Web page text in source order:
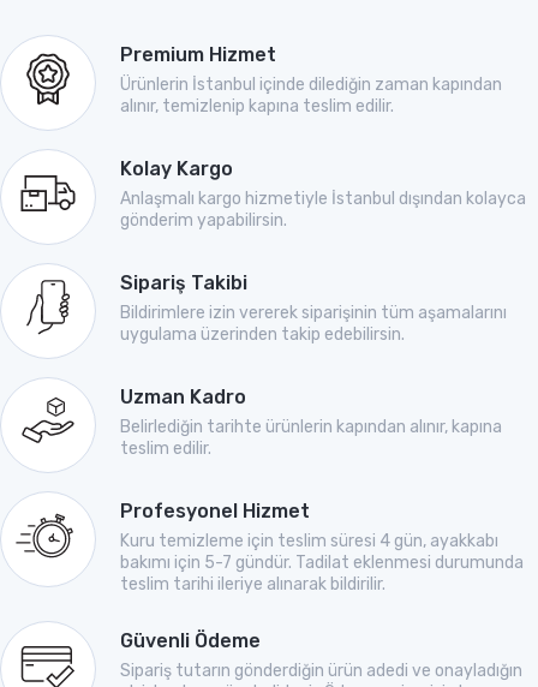
Premium Hizmet
Ürünlerin İstanbul içinde dilediğin zaman kapından
alınır, temizlenip kapına teslim edilir.
Kolay Kargo
Anlaşmalı kargo hizmetiyle İstanbul dışından kolayca
gönderim yapabilirsin.
Sipariş Takibi
Bildirimlere izin vererek siparişinin tüm aşamalarını
uygulama üzerinden takip edebilirsin.
Uzman Kadro
Belirlediğin tarihte ürünlerin kapından alınır, kapına
teslim edilir.
Profesyonel Hizmet
Kuru temizleme için teslim süresi 4 gün, ayakkabı
bakımı için 5-7 gündür. Tadilat eklenmesi durumunda
teslim tarihi ileriye alınarak bildirilir.
Güvenli Ödeme
Sipariş tutarın gönderdiğin ürün adedi ve onayladığın